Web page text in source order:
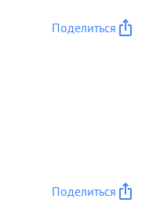
Поделиться
Поделиться